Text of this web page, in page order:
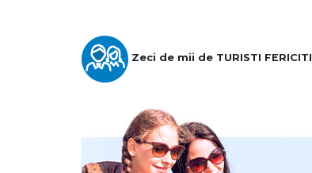
Zeci de mii de TURISTI FERICITI